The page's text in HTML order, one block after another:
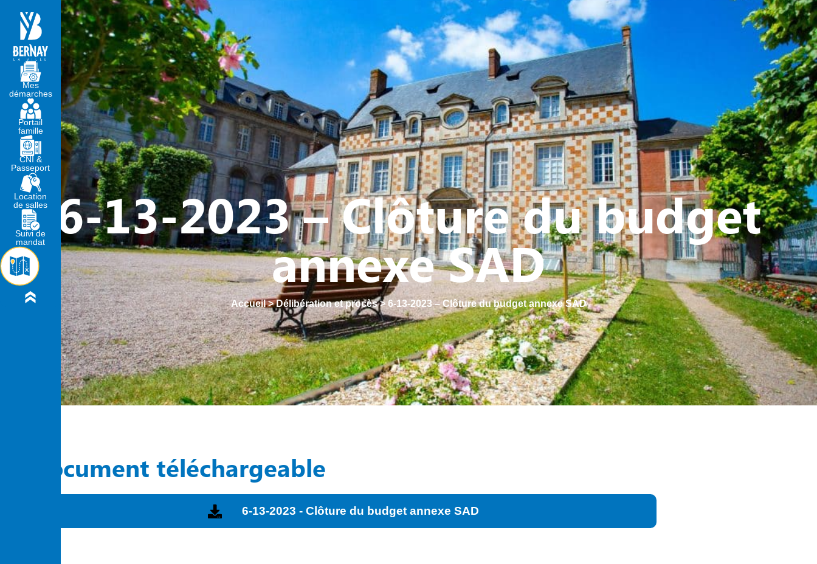
MA MAIRIE VIVRE À BERNAY CULTURE - PATRIMOINE ACTION SOCIALE VIE ASSOCIATIVE - SPORTIVE
6-13-2023 – Clôture du budget
annexe SAD
Accueil>Délibération et procès> 6-13-2023 – Clôture du budget annexe SAD
Document téléchargeable
6-13-2023 - Clôture du budget annexe SAD
Mes
démarches
Portail
famille
CNI &
Passeport
Location
de salles
Suivi de
mandat